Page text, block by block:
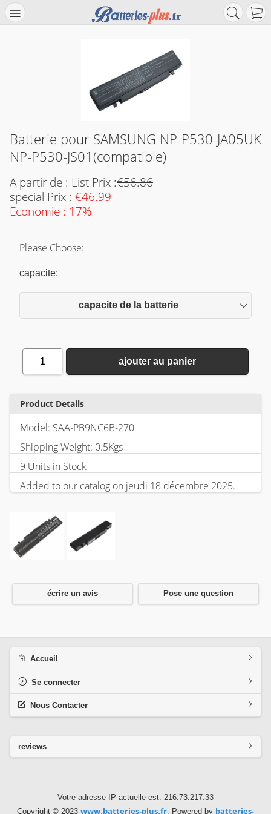
Batterie pour SAMSUNG NP-P530-JA05UK
NP-P530-JS01(compatible)
A partir de : List Prix :€56.86
special Prix : €46.99
Economie : 17%
Please Choose:
capacite:
capacite de la batterie
1 ajouter au panier
Product Details
Model: SAA-PB9NC6B-270
Shipping Weight: 0.5Kgs
9 Units in Stock
Added to our catalog on jeudi 18 décembre 2025.
écrire un avis Pose une question
Accueil
Se connecter
Nous Contacter
reviews
Votre adresse IP actuelle est: 216.73.217.33
Copyright © 2023 www.batteries-plus.fr. Powered by batteries-